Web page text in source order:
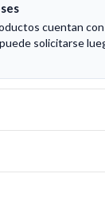
cuentan con
solicitarse